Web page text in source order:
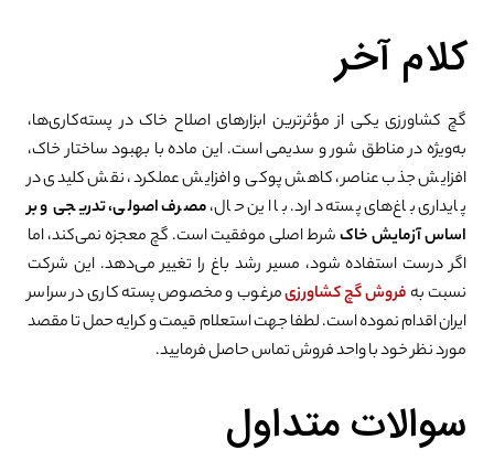
کلام آخر
گچ کشاورزی یکی از مؤثرترین ابزارهای اصلاح خاک در پسته‌کاری‌ها،
به‌ویژه در مناطق شور و سدیمی است. این ماده با بهبود ساختار خاک،
افزایش جذب عناصر، کاهش پوکی و افزایش عملکرد، نقش کلیدی در
پایداری باغ‌های پسته دارد. با این حال،مصرف اصولی، تدریجی و بر
اساس آزمایش خاکشرط اصلی موفقیت است. گچ معجزه نمی‌کند، اما
اگر درست استفاده شود، مسیر رشد باغ را تغییر می‌دهد. این شرکت
نسبت به فروش گچ کشاورزیمرغوب و مخصوص پسته کاری در سراسر
ایران اقدام نموده است. لطفا جهت استعلام قیمت و کرایه حمل تا مقصد
مورد نظر خود با واحد فروش تماس حاصل فرمایید.
سوالات متداول